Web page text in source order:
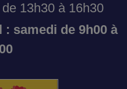
13h30 à 16h30
samedi de 9h00 à